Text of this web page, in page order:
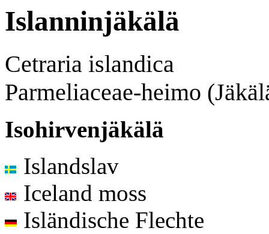
Islanninjäkälä
Cetraria islandica
Parmeliaceae-heimo
Isohirvenjäkälä
Islandslav
Iceland moss
Isländische Flechte